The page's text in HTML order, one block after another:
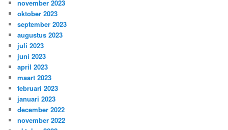
november 2023
oktober 2023
september 2023
augustus 2023
juli 2023
juni 2023
april 2023
maart 2023
februari 2023
januari 2023
december 2022
november 2022